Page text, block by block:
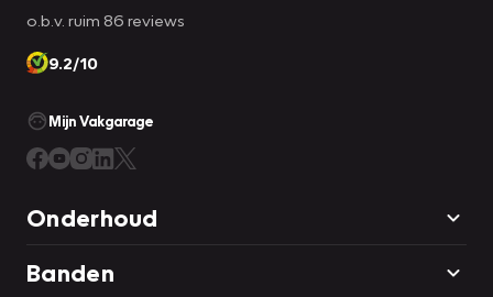
o.b.v. ruim 86 reviews
9.2/10
Mijn Vakgarage
Onderhoud
Banden